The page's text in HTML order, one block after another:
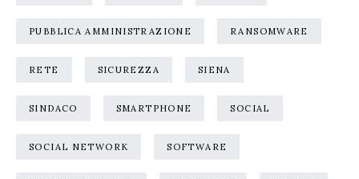
PUBBLICA AMMINISTRAZIONE RANSOMWARE
RETE SICUREZZA SIENA
SINDACO SMARTPHONE SOCIAL
SOCIAL NETWORK SOFTWARE